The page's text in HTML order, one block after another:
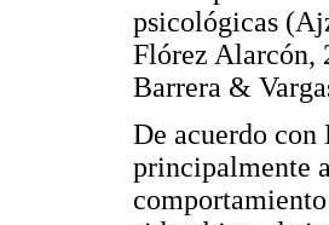
psicológicas
Flórez Alarcón,
Barrera &
De acuerdo
principalmente